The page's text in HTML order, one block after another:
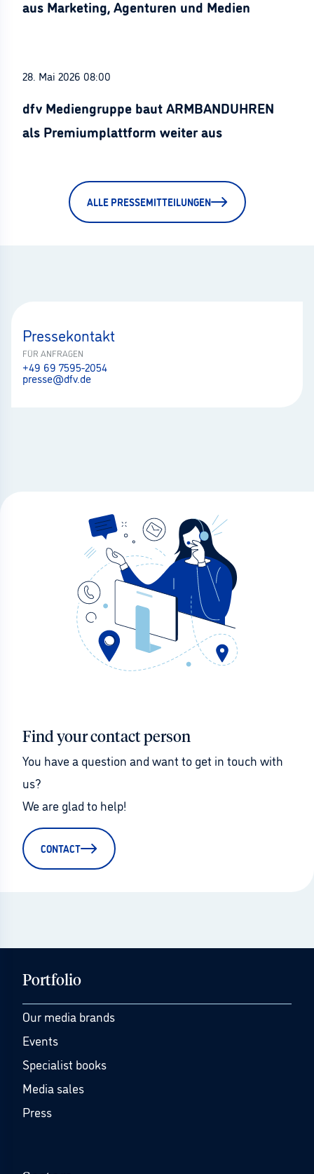
aus Marketing, Agenturen und Medien
28. Mai 2026 08:00
dfv Mediengruppe baut ARMBANDUHREN
als Premiumplattform weiter aus
ALLE PRESSEMITTEILUNGEN
Pressekontakt
FÜR ANFRAGEN
+49 69 7595-2054
presse@dfv.de
Find your contact person
You have a question and want to get in touch with
us?
We are glad to help!
CONTACT
Portfolio
Our media brands
Events
Specialist books
Media sales
Press